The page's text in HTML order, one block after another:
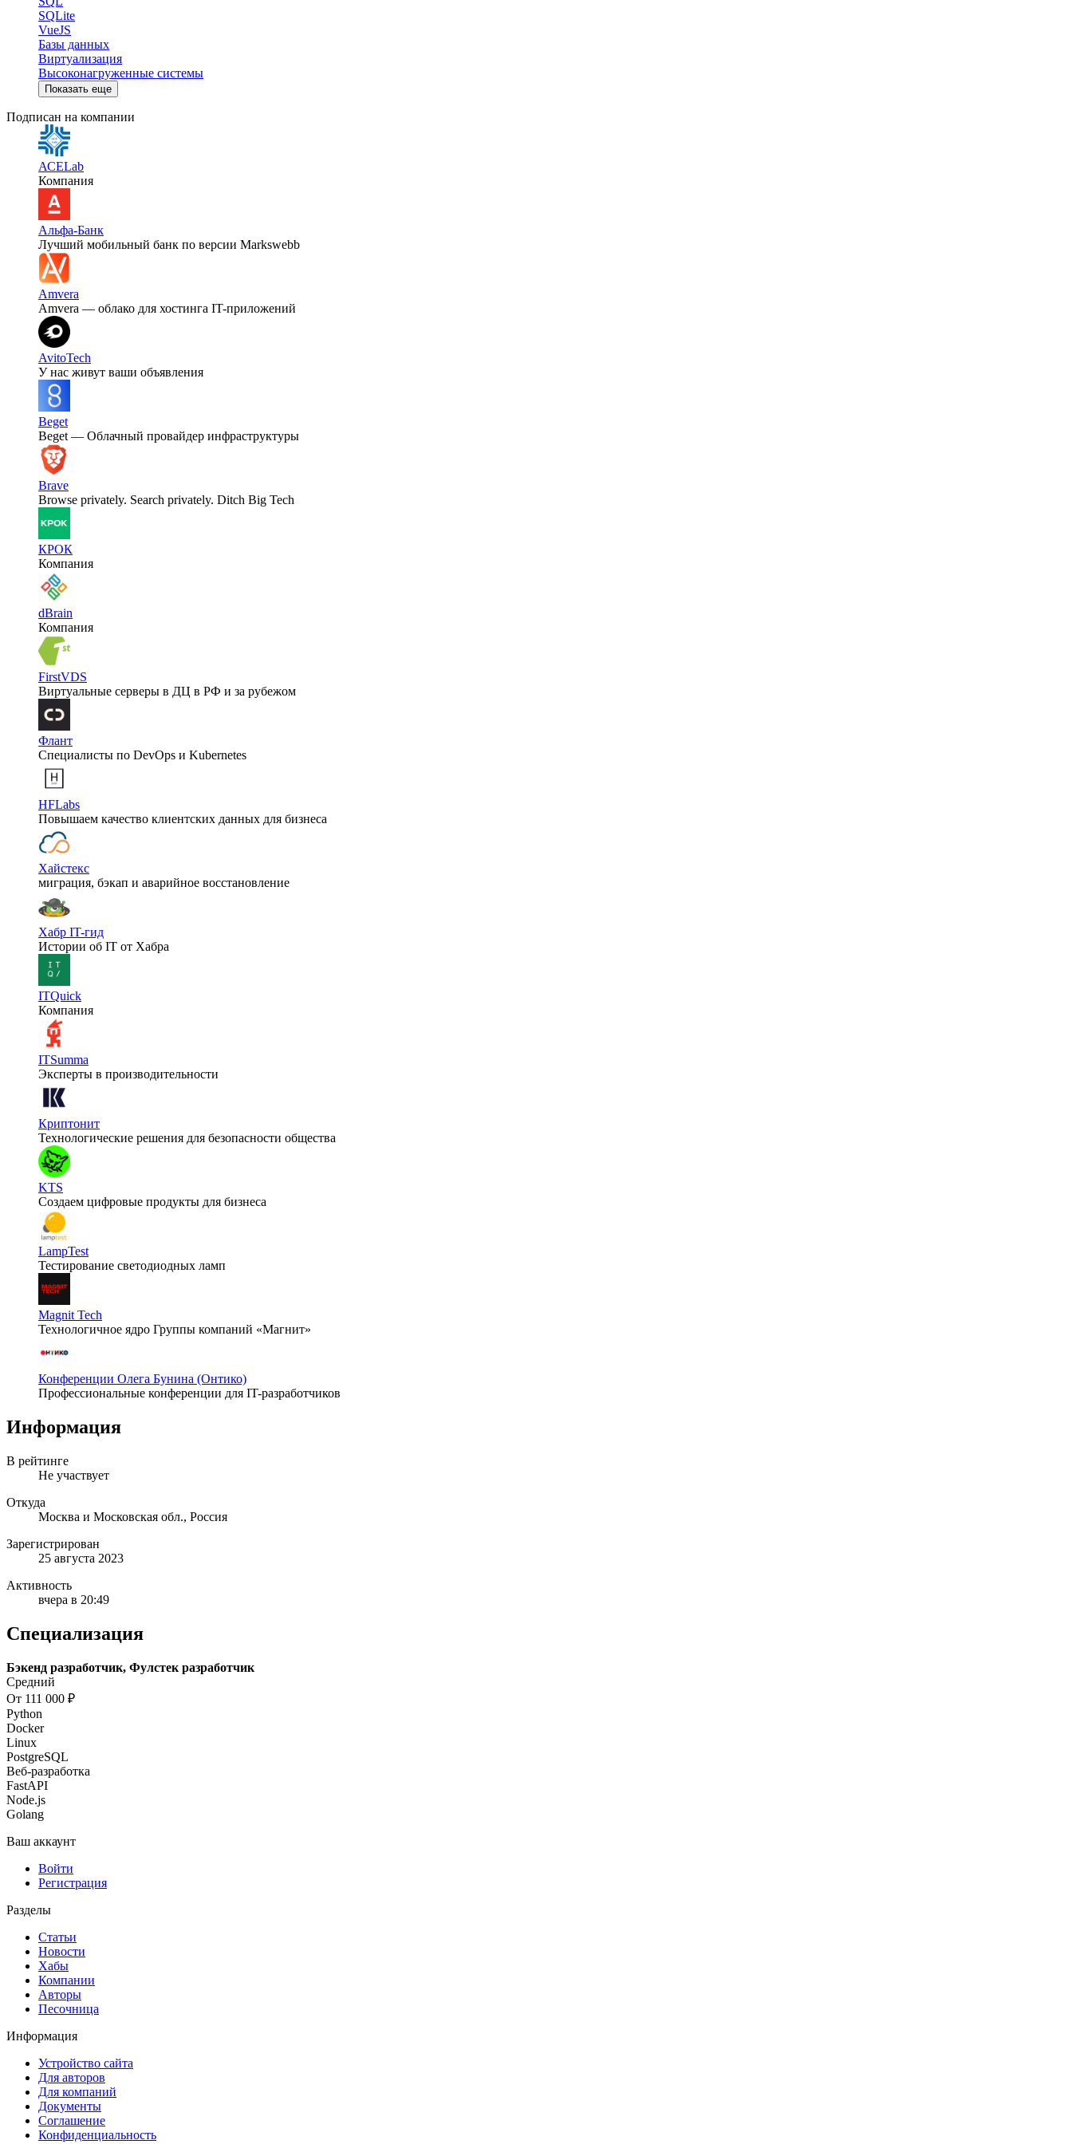
SQLite
VueJS
Базы данных
Виртуализация
Высоконагруженные системы
Показать еще
Подписан на компании
АСЕLab
Компания
Альфа-Банк
Лучший мобильный банк по версии Markswebb
Amvera
Amvera — облако для хостинга IT-приложений
AvitoTech
У нас живут ваши объявления
Beget
Beget — Облачный провайдер инфраструктуры
Brave
Browse privately. Search privately. Ditch Big Tech
КРОК
Компания
dBrain
Компания
FirstVDS
Виртуальные серверы в ДЦ в РФ и за рубежом
Флант
Специалисты по DevOps и Kubernetes
HFLabs
Повышаем качество клиентских данных для бизнеса
Хайстекс
миграция, бэкап и аварийное восстановление
Хабр IT-гид
Истории об IT от Хабра
ITQuick
Компания
ITSumma
Эксперты в производительности
Криптонит
Технологические решения для безопасности общества
KTS
Создаем цифровые продукты для бизнеса
LampTest
Тестирование светодиодных ламп
Magnit Tech
Технологичное ядро Группы компаний «Магнит»
Конференции Олега Бунина (Онтико)
Профессиональные конференции для IT-разработчиков
Информация
В рейтинге
Не участвует
Откуда
Москва и Московская обл., Россия
Зарегистрирован
25 августа 2023
Активность
вчера в 20:49
Специализация
Бэкенд разработчик, Фулстек разработчик
Средний
От 111 000 ₽
Python
Docker
Linux
PostgreSQL
Веб-разработка
FastAPI
Node.js
Golang
Ваш аккаунт
Войти
Регистрация
Разделы
Статьи
Новости
Хабы
Компании
Авторы
Песочница
Информация
Устройство сайта
Для авторов
Для компаний
Документы
Соглашение
Конфиденциальность